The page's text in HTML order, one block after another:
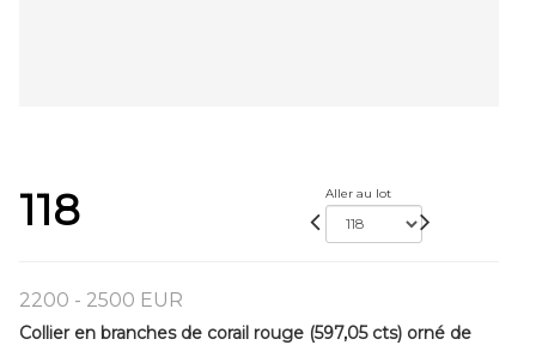
118 Aller au lot
2200 - 2500 EUR
Collier en branches de corail rouge (597,05 cts) orné de